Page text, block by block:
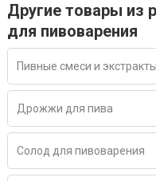
Другие товары из
для пивоварения
Пивные смеси и экстракты
Дрожжи для пива
Солод для пивоварения